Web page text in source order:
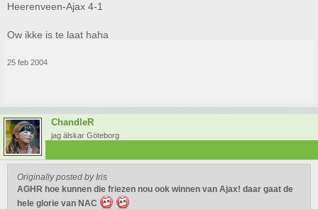
Heerenveen-Ajax 4-1
Ow ikke is te laat haha
25 feb 2004
ChandleR
jag älskar Göteborg
Originally posted by Iris
AGHR hoe kunnen die friezen nou ook winnen van Ajax! daar gaat de
hele glorie van NAC